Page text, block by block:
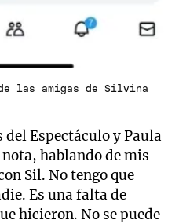
las amigas de Silvina
del Espectáculo y Paula
hablando de mis
Sil. No tengo que
Es una falta de
hicieron. No se puede